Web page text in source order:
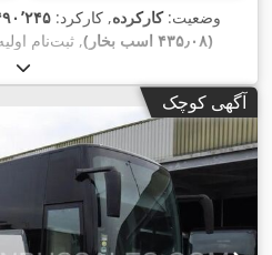
وضعیت:کارکرده, کارکرد: ۴۹۰٬۲۴۵
(۴۳۵٫۰۸ اسب بخار)
, ثبت‌نام
, نوع چرخ‌دنده:
رنگ:دیگر, ترمزها:رتاردر,
آگهی کوچک